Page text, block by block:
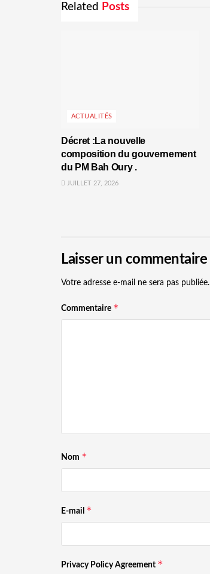
Related Posts
ACTUALITÉS
Décret :La nouvelle
composition du gouvernement
du PM Bah Oury .
JUILLET 27, 2026
Laisser un commentaire
Votre adresse e-mail ne sera pas publiée.
Commentaire *
Nom *
E-mail *
Privacy Policy Agreement *